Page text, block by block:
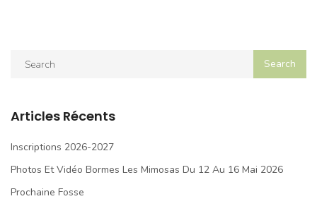
Articles Récents
Inscriptions 2026-2027
Photos Et Vidéo Bormes Les Mimosas Du 12 Au 16 Mai 2026
Prochaine Fosse